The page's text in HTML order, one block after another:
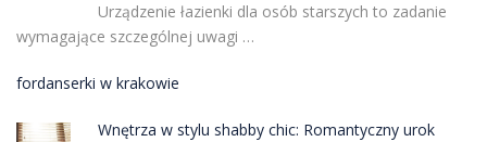
Urządzenie łazienki dla osób starszych to zadanie
wymagające szczególnej uwagi …
fordanserki w krakowie
Wnętrza w stylu shabby chic: Romantyczny urok